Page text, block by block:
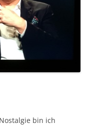
bin ich